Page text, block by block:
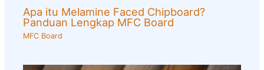
Apa itu Melamine Faced Chipboard?
Panduan Lengkap MFC Board
MFC Board